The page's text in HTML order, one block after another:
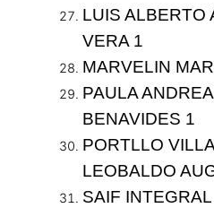
LUIS ALBERTO
VERA 1
MARVELIN
PAULA
BENAVIDES 1
PORTLLO
LEOBALDO
SAIF